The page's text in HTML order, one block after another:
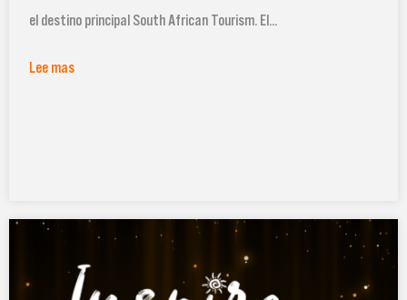
el destino principal South African Tourism. El...
Lee mas